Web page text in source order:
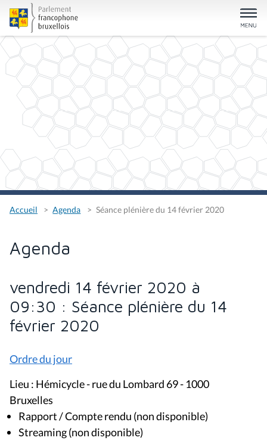
Accueil Agenda Séance plénière du 14 février 2020
Agenda
vendredi 14 février 2020 à
09:30 : Séance plénière du 14
février 2020
Ordre du jour
Lieu : Hémicycle - rue du Lombard 69 - 1000
Bruxelles
Rapport / Compte rendu (non disponible)
Streaming (non disponible)